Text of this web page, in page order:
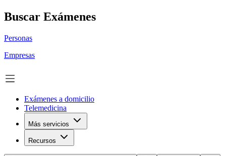
Buscar Exámenes
Personas
Empresas
Exámenes a domicilio
Telemedicina
Más servicios
Recursos